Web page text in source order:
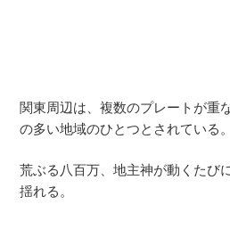
関東周辺は、複数のプレートが重
の多い地域のひとつとされている。
荒ぶる八百万、地主神が動くたび
揺れる。